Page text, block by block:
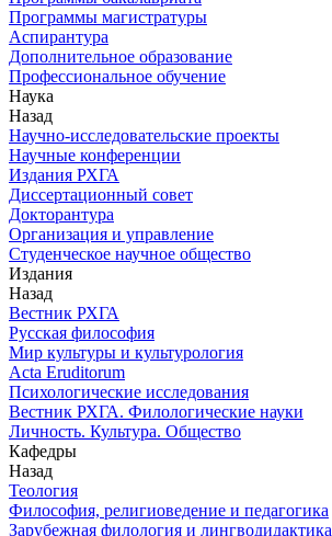
Программы магистратуры
Аспирантура
Дополнительное образование
Профессиональное обучение
Наука
Назад
Научно-исследовательские проекты
Научные конференции
Издания РХГА
Диссертационный совет
Докторантура
Организация и управление
Студенческое научное общество
Издания
Назад
Вестник РХГА
Русская философия
Мир культуры и культурология
Acta Eruditorum
Психологические исследования
Вестник РХГА. Филологические науки
Личность. Культура. Общество
Кафедры
Назад
Теология
Философия, религиоведение и педагогика
Зарубежная филология и лингводидактика